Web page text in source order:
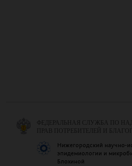
ФЕДЕРАЛЬНАЯ СЛУЖБА ПО
ПРАВ ПОТРЕБИТЕЛЕЙ И
Нижегородский научно-
эпидемиологии и
Блохиной